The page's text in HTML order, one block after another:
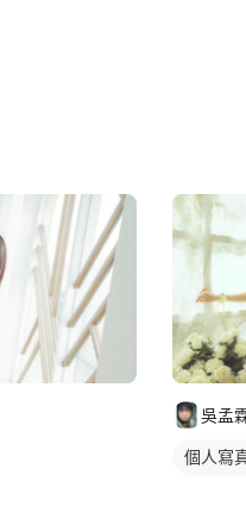
吳孟
個人寫